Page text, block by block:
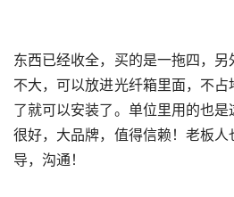
东西已经收全，买的是一拖四，
不大，可以放进光纤箱里面，不
了就可以安装了。单位里用的也
很好，大品牌，值得信赖！老板
导，沟通！